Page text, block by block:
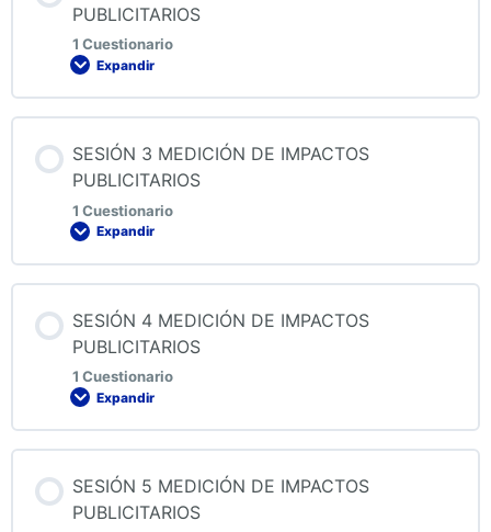
QUIZ 1 MEDICIÓN DE IMPACTOS PUBLICITARIOS
PUBLICITARIOS
1 Cuestionario
Expandir
QUIZ 2 MEDICIÓN DE IMPACTOS PUBLICITARIOS
SESIÓN 3 MEDICIÓN DE IMPACTOS
PUBLICITARIOS
1 Cuestionario
Expandir
QUIZ 3 MEDICIÓN DE IMPACTOS PUBLICITARIOS
SESIÓN 4 MEDICIÓN DE IMPACTOS
PUBLICITARIOS
1 Cuestionario
Expandir
SESIÓN 5 MEDICIÓN DE IMPACTOS
PUBLICITARIOS